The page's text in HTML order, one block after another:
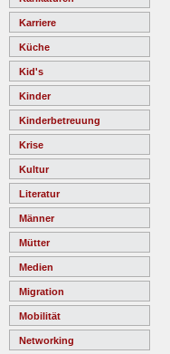
Karriere
Küche
Kid's
Kinder
Kinderbetreuung
Krise
Kultur
Literatur
Männer
Mütter
Medien
Migration
Mobilität
Networking